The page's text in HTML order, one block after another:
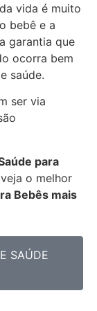
vida é muito
bebê e a
garantia que
ocorra bem
saúde.
ser via
para
veja o melhor
Bebês mais
SAÚDE